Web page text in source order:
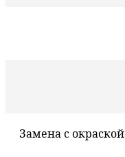
Замена с окраской